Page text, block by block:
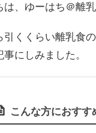
、ゆーはち＠離乳
引くくらい離乳食
にしみました。
こんな方におすす